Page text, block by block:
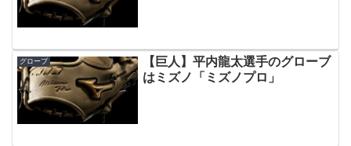
グローブ
【巨人】平内龍太選手のグローブ
はミズノ「ミズノプロ」